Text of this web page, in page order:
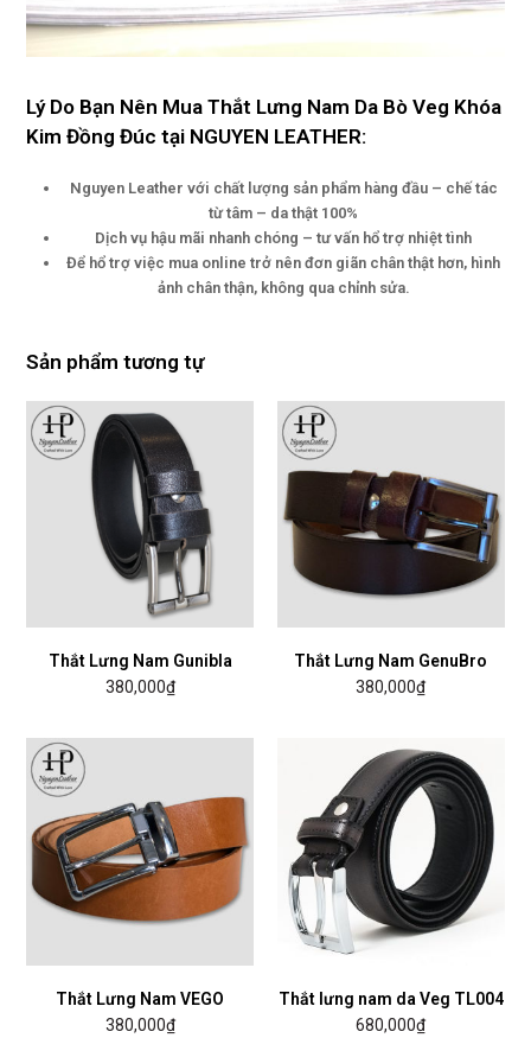
Lý Do Bạn Nên Mua Thắt Lưng Nam Da Bò Veg Khóa
Kim Đồng Đúc tại NGUYEN LEATHER:
Nguyen Leather với chất lượng sản phẩm hàng đầu – chế tác
từ tâm – da thật 100%
Dịch vụ hậu mãi nhanh chóng – tư vấn hổ trợ nhiệt tình
Để hổ trợ việc mua online trở nên đơn giãn chân thật hơn, hình
ảnh chân thận, không qua chỉnh sửa.
Sản phẩm tương tự
Thắt Lưng Nam Gunibla
380,000₫
Thắt Lưng Nam GenuBro
380,000₫
Thắt Lưng Nam VEGO
380,000₫
Thắt lưng nam da Veg TL004
680,000₫